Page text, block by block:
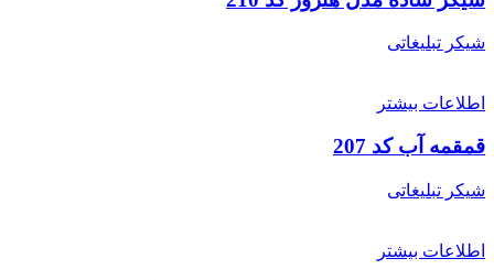
شیکر تبلیغاتی
اطلاعات بیشتر
قمقمه آب کد 207
شیکر تبلیغاتی
اطلاعات بیشتر